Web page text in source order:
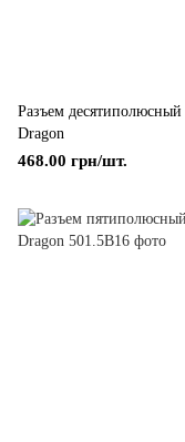
Разъем
Dragon
468.00 грн/шт.